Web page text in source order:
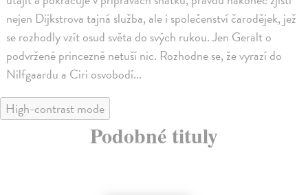
nejen Dijkstrova tajná služba, ale i společenství čarodějek, jež
se rozhodly vzít osud světa do svých rukou. Jen Geralt o
podvržené princezně netuší nic. Rozhodne se, že vyrazí do
Nilfgaardu a Ciri osvobodí...
High-contrast mode
Podobné tituly